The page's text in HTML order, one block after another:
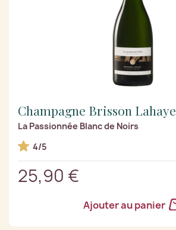
Champagne Brisson Lahaye
La Passionnée Blanc de Noirs
4/5
25,90 €
Ajouter au panier